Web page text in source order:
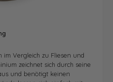
im Vergleich zu Fliesen und
zeichnet sich durch seine
und benötigt keinen